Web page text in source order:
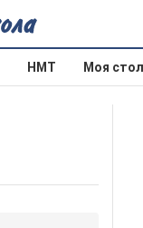
НМТ Моя